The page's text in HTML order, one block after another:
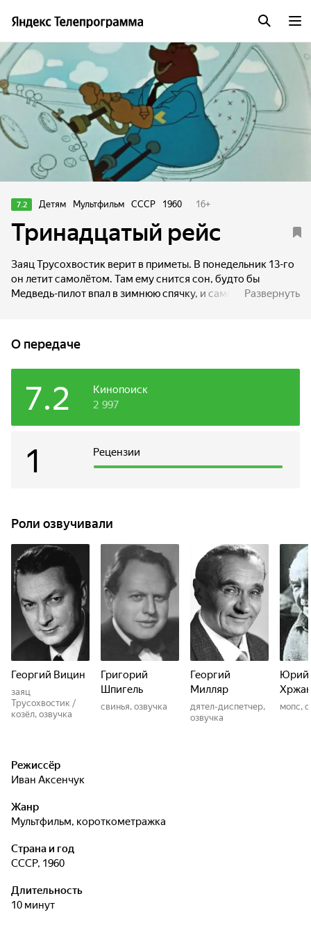
7.2 Детям Мультфильм СССР 1960 16+
Тринадцатый рейс
Заяц Трусохвостик верит в приметы. В понедельник 13-го
он летит самолётом. Там ему снится сон, будто бы
Медведь-пилот впал в зимнюю спячку, и самолёт вот-вот
Развернуть
О передаче
Кинопоиск
7.2 2 997
Рецензии
1
Роли озвучивали
Георгий Вицин
заяц
Трусохвостик /
козёл, озвучка
Григорий
Шпигель
свинья, озвучка
Георгий
Милляр
дятел-диспетчер,
озвучка
Юрий
мопс,
Режиссёр
Иван Аксенчук
Жанр
мультфильм, короткометражка
Страна и год
СССР, 1960
Длительность
10 минут